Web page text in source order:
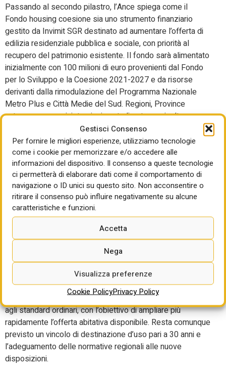
Gestisci Consenso
Per fornire le migliori esperienze, utilizziamo tecnologie
come i cookie per memorizzare e/o accedere alle
informazioni del dispositivo. Il consenso a queste tecnologie
ci permetterà di elaborare dati come il comportamento di
navigazione o ID unici su questo sito. Non acconsentire o
ritirare il consenso può influire negativamente su alcune
caratteristiche e funzioni.
Accetta
Nega
Visualizza preferenze
Cookie PolicyPrivacy Policy
Passando al secondo pilastro, l’Ance spiega come il
Fondo housing coesione sia uno strumento finanziario
gestito da Invimit SGR destinato ad aumentare l’offerta di
edilizia residenziale pubblica e sociale, con priorità al
recupero del patrimonio esistente. Il fondo sarà alimentato
inizialmente con 100 milioni di euro provenienti dal Fondo
per lo Sviluppo e la Coesione 2021-2027 e da risorse
derivanti dalla rimodulazione del Programma Nazionale
Metro Plus e Città Medie del Sud. Regioni, Province
autonome e amministrazioni centrali potranno inoltre
contribuire utilizzando quote dei fondi europei e nazionali
destinati all’housing sociale e alla casa accessibile.
Accanto alle risorse finanziarie, il provvedimento introduce
un ampio pacchetto di semplificazioni procedurali per
accelerare gli interventi di recupero e rigenerazione urbana.
Tra le principali novità figurano l’utilizzo della SCIA per gli
interventi di ristrutturazione e demolizione-ricostruzione,
conferenze di servizi semplificate con tempi ridotti e
meccanismi di superamento dei dissensi, procedure più
snelle per il cambio di destinazione d’uso e la
dichiarazione automatica di pubblica utilità per i progetti
inseriti nei programmi di rigenerazione urbana e contrasto
al degrado. Il decreto prevede inoltre deroghe ai requisiti
dimensionali minimi degli alloggi di edilizia sociale,
consentendo superfici e altezze interne ridotte rispetto
agli standard ordinari, con l’obiettivo di ampliare più
rapidamente l’offerta abitativa disponibile. Resta comunque
previsto un vincolo di destinazione d’uso pari a 30 anni e
l’adeguamento delle normative regionali alle nuove
disposizioni.